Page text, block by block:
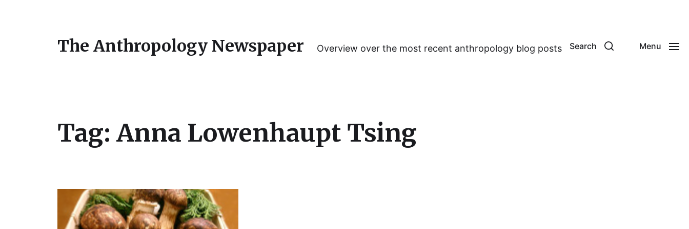
The Anthropology Newspaper Overview over the most recent anthropology blog posts Search Menu
Tag: Anna Lowenhaupt Tsing